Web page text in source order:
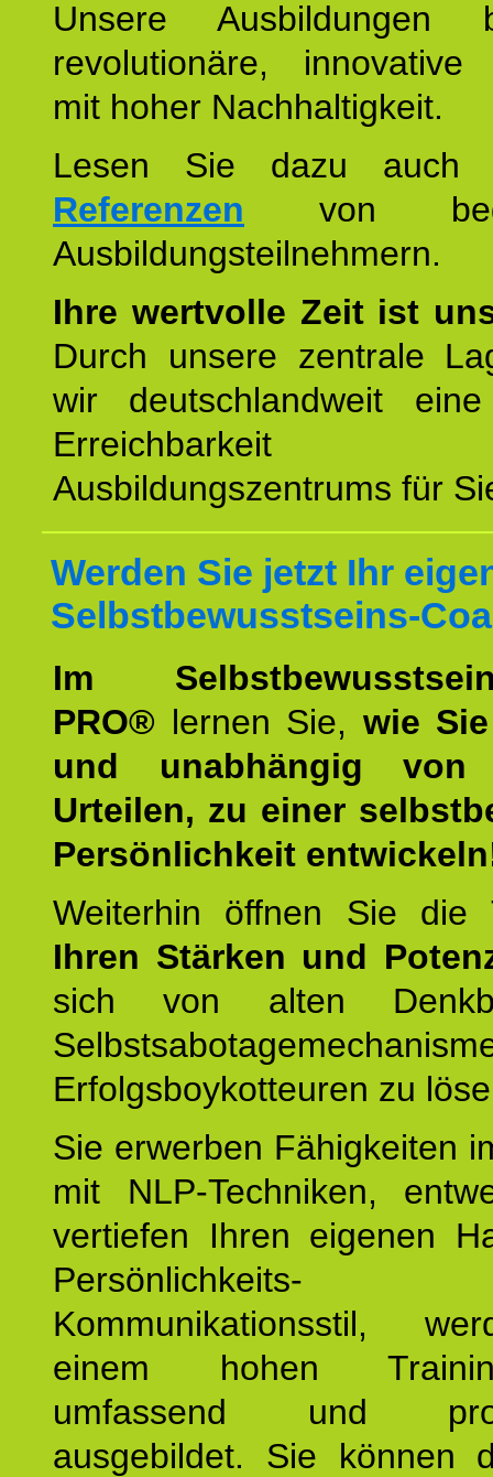
Unsere Ausbildungen
revolutionäre, innovative
mit hoher Nachhaltigkeit.
Lesen Sie dazu
Referenzen von
Ausbildungsteilnehmern.
Ihre wertvolle Zeit ist
Durch unsere zentrale
wir deutschlandweit
Erreichbarkeit
Ausbildungszentrums für
Werden Sie jetzt Ihr
Selbstbewusstseins-
Im
PRO® lernen Sie, wie
und unabhängig von
Urteilen, zu einer
Persönlichkeit
Weiterhin öffnen Sie
Ihren Stärken und
sich von alten
Erfolgsboykotteuren zu
Sie erwerben Fähigkeiten
mit NLP-Techniken,
vertiefen Ihren eigenen
Kommunikationsstil,
einem hohen
umfassend und
ausgebildet. Sie können